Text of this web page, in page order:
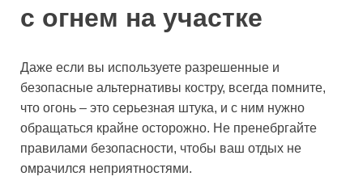
с огнем на участке
Даже если вы используете разрешенные и
безопасные альтернативы костру, всегда помните,
что огонь – это серьезная штука, и с ним нужно
обращаться крайне осторожно. Не пренебргайте
правилами безопасности, чтобы ваш отдых не
омрачился неприятностями.